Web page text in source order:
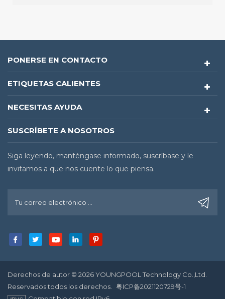
PONERSE EN CONTACTO
ETIQUETAS CALIENTES
NECESITAS AYUDA
SUSCRÍBETE A NOSOTROS
Siga leyendo, manténgase informado, suscríbase y le
invitamos a que nos cuente lo que piensa.
Derechos de autor © 2026 YOUNGPOOL Technology Co.,Ltd.
Reservados todos los derechos.
粤ICP备2021120729号-1